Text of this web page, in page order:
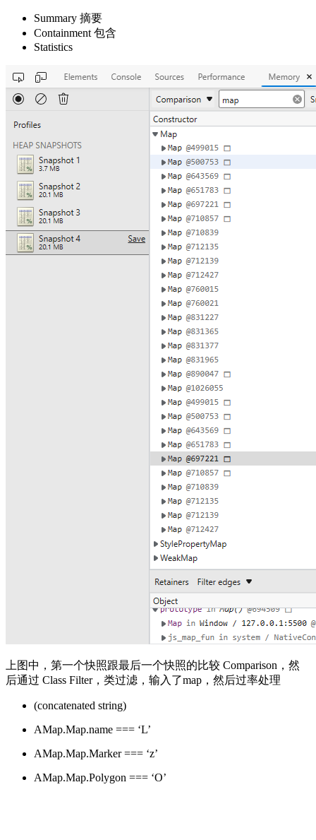
Summary 摘要
Containment 包含
Statistics
上图中，第一个快照跟最后一个快照的比较 Comparison，然
后通过 Class Filter，类过滤，输入了map，然后过率处理
(concatenated string)
AMap.Map.name === ‘L’
AMap.Map.Marker === ‘z’
AMap.Map.Polygon === ‘O’